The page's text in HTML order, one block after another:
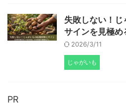
失敗しない！じ
サインを見極め
2026/3/11
じゃがいも
PR